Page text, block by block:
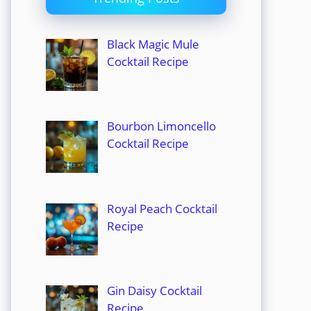
Black Magic Mule
Cocktail Recipe
Bourbon Limoncello
Cocktail Recipe
Royal Peach Cocktail
Recipe
Gin Daisy Cocktail